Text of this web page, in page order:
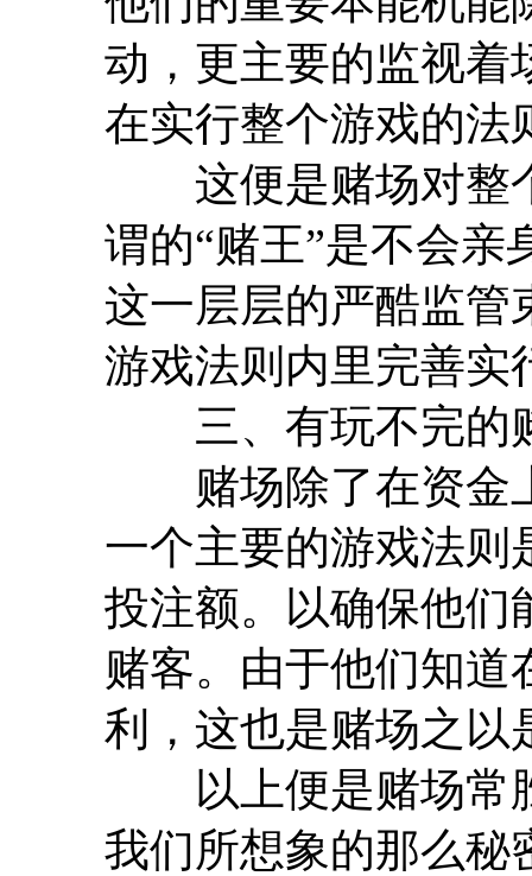
动，更主要的监视着
在实行整个游戏的法
这便是赌场对整
谓的“赌王”是不会亲
这一层层的严酷监管
游戏法则内里完善实
三、有玩不完的
赌场除了在资金
一个主要的游戏法则
投注额。以确保他们
赌客。由于他们知道
利，这也是赌场之以
以上便是赌场常
我们所想象的那么秘